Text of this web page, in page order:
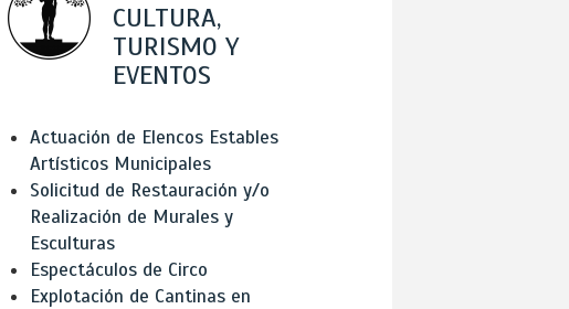
CULTURA,
TURISMO Y
EVENTOS
Actuación de Elencos Estables
Artísticos Municipales
Solicitud de Restauración y/o
Realización de Murales y
Esculturas
Espectáculos de Circo
Explotación de Cantinas en